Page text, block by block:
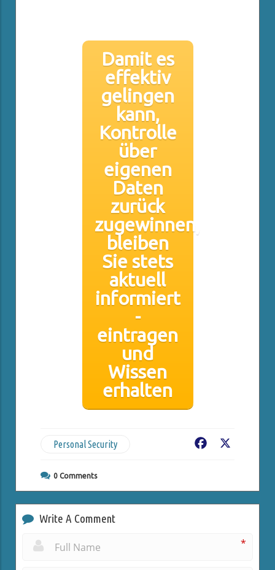
Damit es
effektiv
gelingen
kann,
Kontrolle
über
eigenen
Daten
zurück
zugewinnen,
bleiben
Sie stets
aktuell
informiert
-
eintragen
und
Wissen
erhalten
Personal Security Facebook
0 Comments
Write A Comment
*